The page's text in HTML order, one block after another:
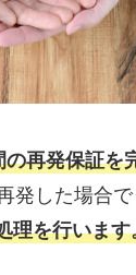
の再発保証を
発した場合で
理を行います